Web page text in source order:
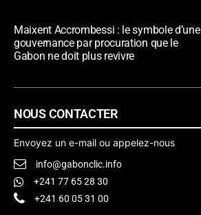
Maixent Accrombessi : le symbole d’une
gouvernance par procuration que le
Gabon ne doit plus revivre
NOUS CONTACTER
Envoyez un e-mail ou appelez-nous
info@gabonclic.info
+241 77 65 28 30
+241 60 05 31 00